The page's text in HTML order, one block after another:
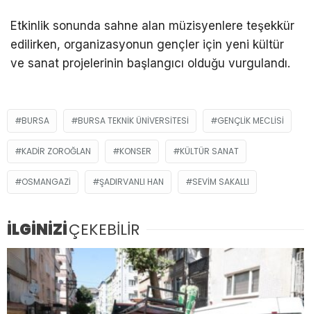
Etkinlik sonunda sahne alan müzisyenlere teşekkür
edilirken, organizasyonun gençler için yeni kültür
ve sanat projelerinin başlangıcı olduğu vurgulandı.
BURSA BURSA TEKNIK ÜNIVERSITESI GENÇLIK MECLISI
KADIR ZOROĞLAN KONSER KÜLTÜR SANAT
OSMANGAZI ŞADIRVANLI HAN SEVIM SAKALLI
İLGİNİZİÇEKEBİLİR